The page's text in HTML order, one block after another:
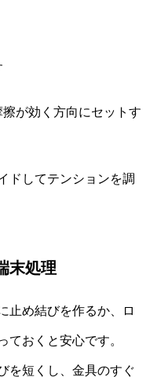
が効く方向にセットす
ドしてテンションを調
末処理
止め結びを作るか、ロ
ておくと安心です。
を短くし、金具のすぐ